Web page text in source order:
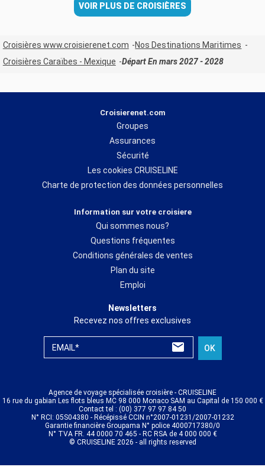
VOIR PLUS DE CROISIÈRES
Croisières www.croisierenet.com
Nos Destinations Maritimes
Croisières Caraïbes - Mexique
Départ En mars 2027 - 2028
Croisierenet.com
Groupes
Assurances
Sécurité
Les cookies CRUISELINE
Charte de protection des données personnelles
Information sur votre croisiere
Qui sommes nous?
Questions fréquentes
Conditions générales de ventes
Plan du site
Emploi
Newsletters
Recevez nos offres exclusives
EMAIL* OK
Agence de voyage spécialisée croisière - CRUISELINE
16 rue du gabian Les flots bleus MC 98 000 Monaco SAM au Capital de 150 000 €
Contact tel : (00) 377 97 97 84 50
N° RCI: 05S04380 - Récépissé CCIN n°2007-01231/2007-01232
Garantie financière Groupama N° police 4000717380/0
N° TVA FR. 44 0000 70 465 - RC RSA de 4 000 000 €
© CRUISELINE 2026 - all rights reserved